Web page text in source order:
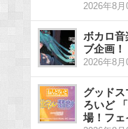
2026年8
ボカロ音
ブ企画！
2026年8
グッド
ろいど
場！フェ